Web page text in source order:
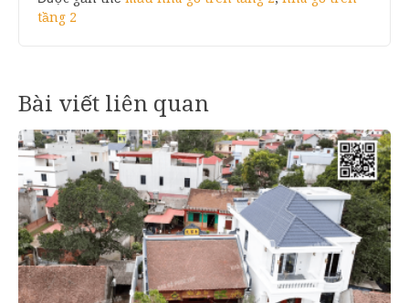
tầng 2
Bài viết liên quan